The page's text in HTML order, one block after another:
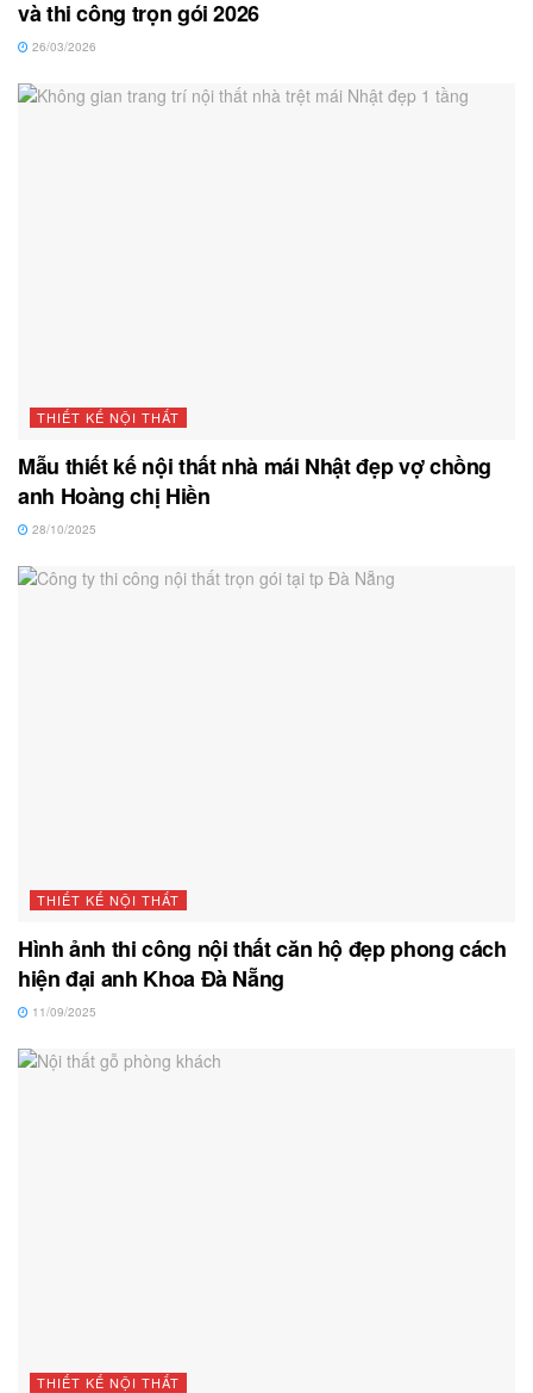
và thi công trọn gói 2026
26/03/2026
THIẾT KẾ NỘI THẤT
Mẫu thiết kế nội thất nhà mái Nhật đẹp vợ chồng
anh Hoàng chị Hiền
28/10/2025
THIẾT KẾ NỘI THẤT
Hình ảnh thi công nội thất căn hộ đẹp phong cách
hiện đại anh Khoa Đà Nẵng
11/09/2025
THIẾT KẾ NỘI THẤT